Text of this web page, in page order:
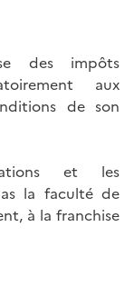
des impôts
aux
de son
et les
la faculté de
à la franchise